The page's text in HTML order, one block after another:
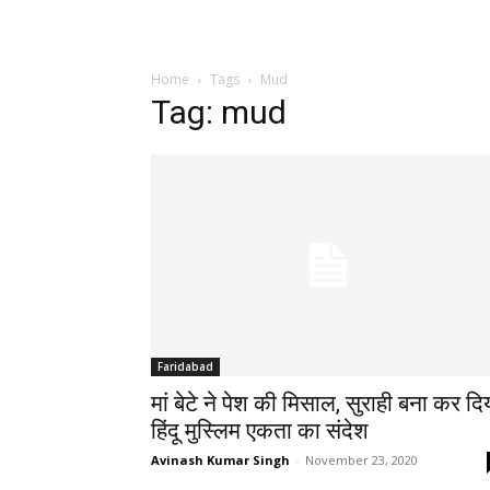
Home Tags Mud
Tag: mud
Faridabad
मां बेटे ने पेश की मिसाल, सुराही बना कर
हिंदू मुस्लिम एकता का संदेश
Avinash Kumar Singh - November 23, 2020